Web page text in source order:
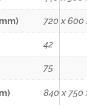
720 x 600
42
75
840 x 750